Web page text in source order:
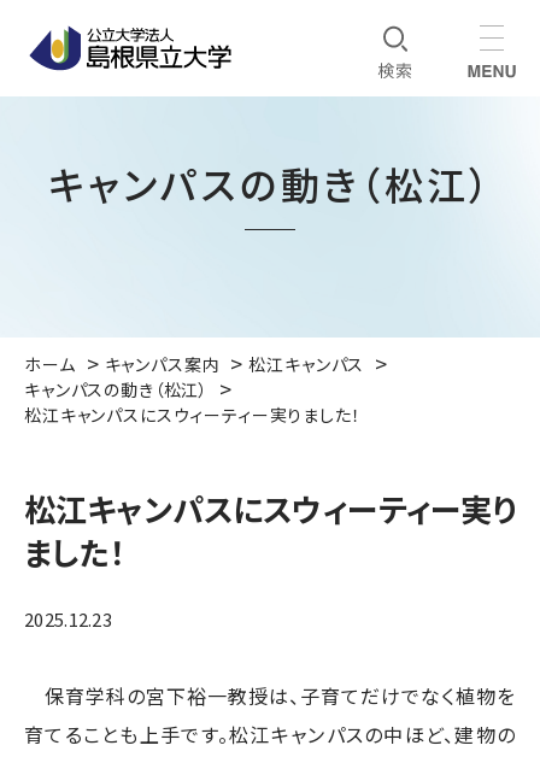
キャンパスの動き（松江）
ホーム キャンパス案内
松江キャンパス
キャンパスの動き（松江）
松江キャンパスにスウィーティー実りました！
松江キャンパスにスウィーティー実り
ました！
2025.12.23
保育学科の宮下裕一教授は、子育てだけでなく植物を
育てることも上手です。松江キャンパスの中ほど、建物の